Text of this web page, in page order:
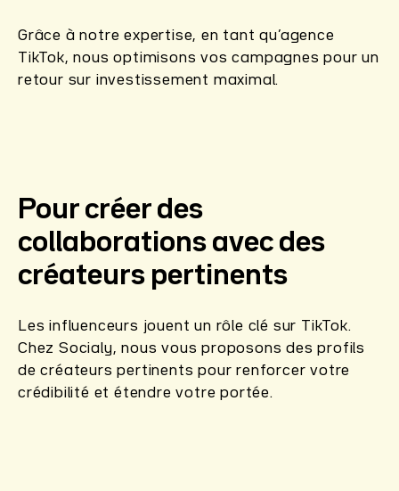
Grâce à notre expertise, en tant qu’agence
TikTok, nous optimisons vos campagnes pour un
retour sur investissement maximal.
Pour créer des
collaborations avec des
créateurs pertinents
Les influenceurs jouent un rôle clé sur TikTok.
Chez Socialy, nous vous proposons des profils
de créateurs pertinents pour renforcer votre
crédibilité et étendre votre portée.